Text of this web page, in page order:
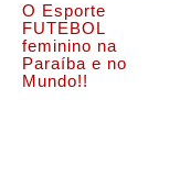
O Esporte
FUTEBOL
feminino na
Paraíba e no
Mundo!!